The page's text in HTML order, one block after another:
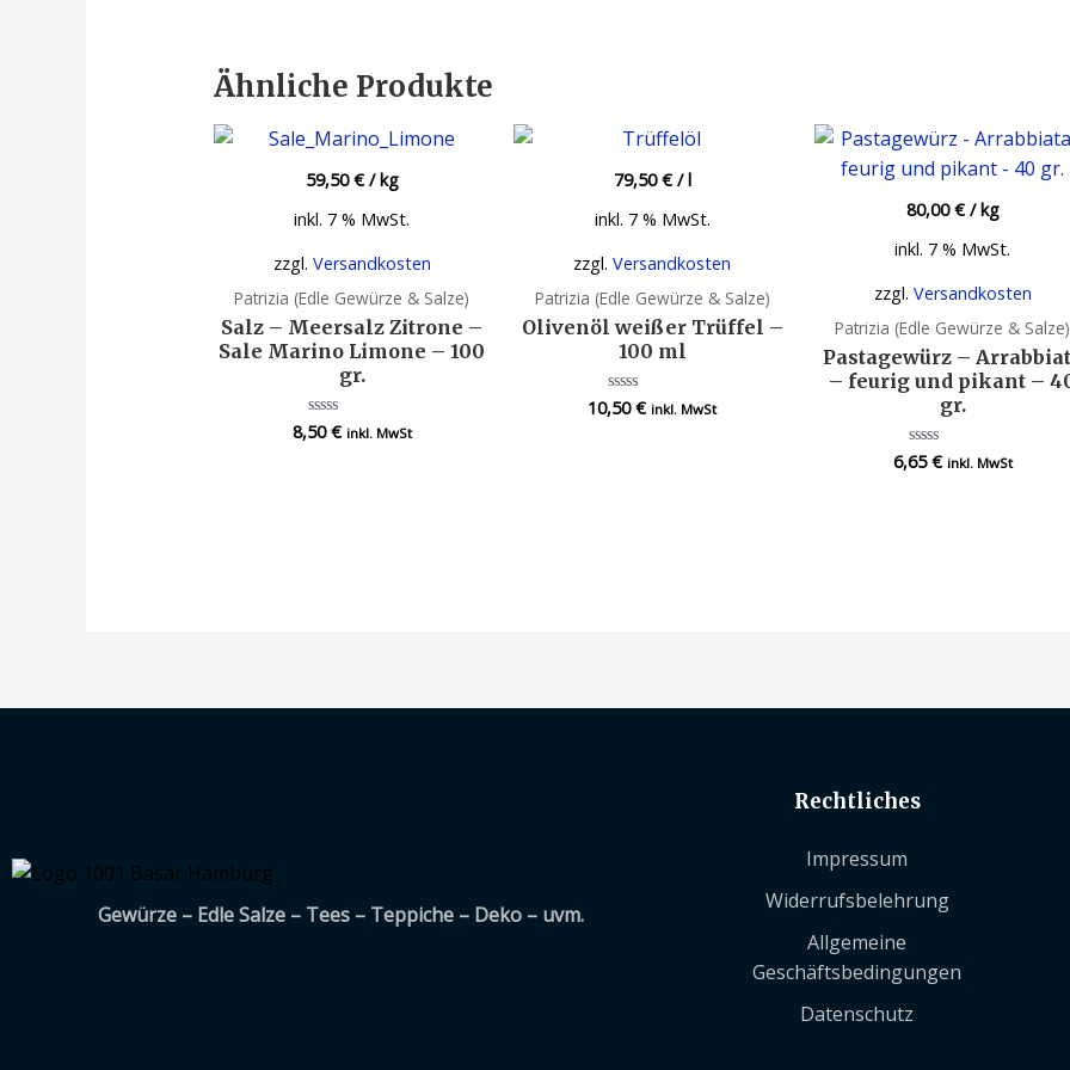
Ähnliche Produkte
59,50€/ kg
inkl. 7 % MwSt.
zzgl. Versandkosten
Patrizia (Edle Gewürze & Salze)
Salz – Meersalz Zitrone –
Sale Marino Limone – 100
gr.
Bewertet
8,50€ inkl. MwSt
79,50€/ l
inkl. 7 % MwSt.
zzgl.Versandkosten
Patrizia (Edle Gewürze & Salze)
Olivenöl weißer Trüffel –
100 ml
Bewertet
mit
10,50€ inkl. MwSt
80,00€/ kg
inkl. 7 % MwSt.
zzgl. Versandkosten
Patrizia (Edle Gewürze & Salze)
Pastagewürz –
– feurig und pikant –
gr.
Bewertet
6,65€ inkl. MwSt
Gewürze – Edle Salze – Tees – Teppiche – Deko – uvm.
Rechtliches
Impressum
Widerrufsbelehrung
Allgemeine
Geschäftsbedingungen
Datenschutz